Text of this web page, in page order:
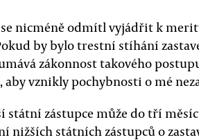
nicméně odmítl vyjádřit k
by bylo trestní stíhání
zákonnost takového
aby vznikly pochybnosti o mé
státní zástupce může do tří
nižších státních zástupců o